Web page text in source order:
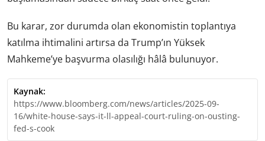
Bu karar, zor durumda olan ekonomistin toplantıya
katılma ihtimalini artırsa da Trump’ın Yüksek
Mahkeme’ye başvurma olasılığı hâlâ bulunuyor.
Kaynak:
https://www.bloomberg.com/news/articles/2025-09-
16/white-house-says-it-ll-appeal-court-ruling-on-ousting-
fed-s-cook